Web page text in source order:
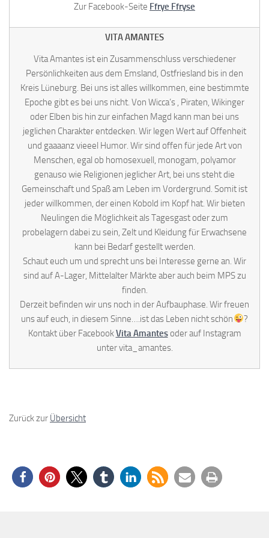
Zur Facebook-Seite Ffrye Ffryse
VITA AMANTES
Vita Amantes ist ein Zusammenschluss verschiedener
Persönlichkeiten aus dem Emsland, Ostfriesland bis in den
Kreis Lüneburg. Bei uns ist alles willkommen, eine bestimmte
Epoche gibt es bei uns nicht. Von Wicca’s , Piraten, Wikinger
oder Elben bis hin zur einfachen Magd kann man bei uns
jeglichen Charakter entdecken. Wir legen Wert auf Offenheit
und gaaaanz vieeel Humor. Wir sind offen für jede Art von
Menschen, egal ob homosexuell, monogam, polyamor
genauso wie Religionen jeglicher Art, bei uns steht die
Gemeinschaft und Spaß am Leben im Vordergrund. Somit ist
jeder willkommen, der einen Kobold im Kopf hat. Wir bieten
Neulingen die Möglichkeit als Tagesgast oder zum
probelagern dabei zu sein, Zelt und Kleidung für Erwachsene
kann bei Bedarf gestellt werden.
Schaut euch um und sprecht uns bei Interesse gerne an. Wir
sind auf A-Lager, Mittelalter Märkte aber auch beim MPS zu
finden.
Derzeit befinden wir uns noch in der Aufbauphase. Wir freuen
uns auf euch, in diesem Sinne….ist das Leben nicht schön
?
Kontakt über FacebookVita Amantesoder auf Instagram
unter vita_amantes.
Zurück zur Übersicht